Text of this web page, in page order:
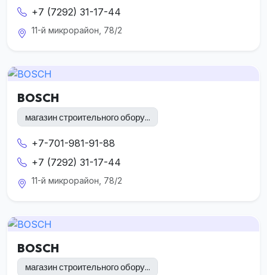
+7 (7292) 31-17-44
11-й микрорайон, 78/2
BOSCH
магазин строительного обору...
+7-701-981-91-88
+7 (7292) 31-17-44
11-й микрорайон, 78/2
BOSCH
магазин строительного обору...